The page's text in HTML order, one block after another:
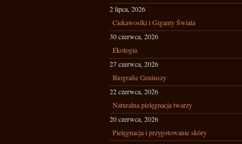
2 lipca, 2026
Ciekawostki i Giganty Świata
30 czerwca, 2026
Ekologia
27 czerwca, 2026
Biografie Geniuszy
22 czerwca, 2026
Naturalna pielęgnacja twarzy
20 czerwca, 2026
Pielęgnacja i przygotowanie skóry